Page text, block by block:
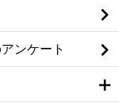
ンケート